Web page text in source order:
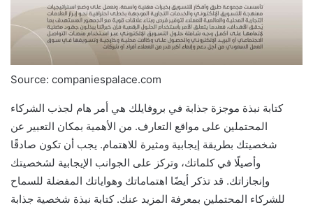
Source: companiespalace.com
كتابة نبذة موجزة جذابة في بروفايلك هي أمر هام لجذب الشركاء
المحتملين على مواقع التعارف. من الأهمية بمكان التعبير عن
شخصيتك بطريقة إيجابية ومثيرة للاهتمام. يجب أن تكون صادقًا
وأصيلًا في كلماتك، وتركز على الجوانب الإيجابية لشخصيتك
وإنجازاتك. قد تذكر أيضًا اهتماماتك وهواياتك المفضلة للسماح
للشركاء المحتملين بمعرفة المزيد عنك. كتابة نبذة شخصية جذابة